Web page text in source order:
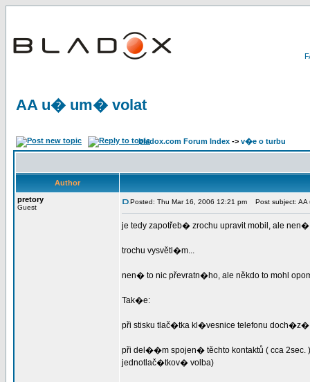
AA u� um� volat
bladox.com Forum Index -> v�e o turbu
Author
pretory
Guest
Posted: Thu Mar 16, 2006 12:21 pm Post subject:
je tedy zapotřeb� zrochu upravit mobil, ale
trochu vysvětl�m...
nen� to nic převratn�ho, ale někdo to mohl
Tak�e:
při stisku tlač�tka kl�vesnice telefonu
při del��m spojen� těchto kontaktů ( cca
jednotlač�tkov� volba)